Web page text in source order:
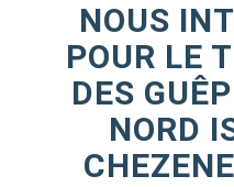
NOUS
POUR LE
DES
NORD